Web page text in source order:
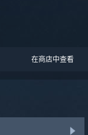
在商店中查看